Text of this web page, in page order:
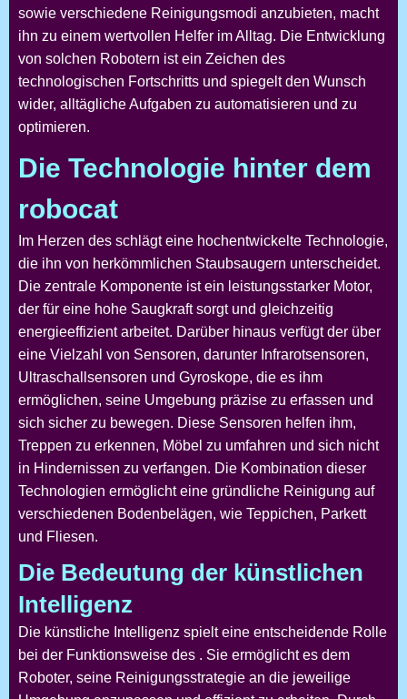
sowie verschiedene Reinigungsmodi anzubieten, macht
ihn zu einem wertvollen Helfer im Alltag. Die Entwicklung
von solchen Robotern ist ein Zeichen des
technologischen Fortschritts und spiegelt den Wunsch
wider, alltägliche Aufgaben zu automatisieren und zu
optimieren.
Die Technologie hinter dem
robocat
Im Herzen des schlägt eine hochentwickelte Technologie,
die ihn von herkömmlichen Staubsaugern unterscheidet.
Die zentrale Komponente ist ein leistungsstarker Motor,
der für eine hohe Saugkraft sorgt und gleichzeitig
energieeffizient arbeitet. Darüber hinaus verfügt der über
eine Vielzahl von Sensoren, darunter Infrarotsensoren,
Ultraschallsensoren und Gyroskope, die es ihm
ermöglichen, seine Umgebung präzise zu erfassen und
sich sicher zu bewegen. Diese Sensoren helfen ihm,
Treppen zu erkennen, Möbel zu umfahren und sich nicht
in Hindernissen zu verfangen. Die Kombination dieser
Technologien ermöglicht eine gründliche Reinigung auf
verschiedenen Bodenbelägen, wie Teppichen, Parkett
und Fliesen.
Die Bedeutung der künstlichen
Intelligenz
Die künstliche Intelligenz spielt eine entscheidende Rolle
bei der Funktionsweise des . Sie ermöglicht es dem
Roboter, seine Reinigungsstrategie an die jeweilige